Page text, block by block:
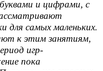
и цифрами, с
для самых маленьких.
к этим занятиям,
игр-
пока